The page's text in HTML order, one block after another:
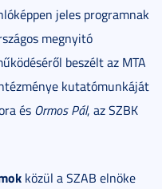
jeles programnak
megnyitó
beszélt az MTA
kutatómunkáját
és Ormos Pál, az SZBK
közül a SZAB elnöke